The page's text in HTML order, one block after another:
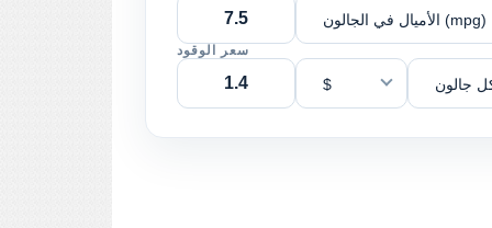
الأميال في الجالون (mpg)
سعر الوقود
$ جالون